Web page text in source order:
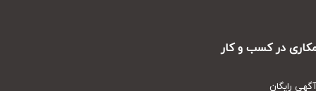
در کسب و کار
رایگان